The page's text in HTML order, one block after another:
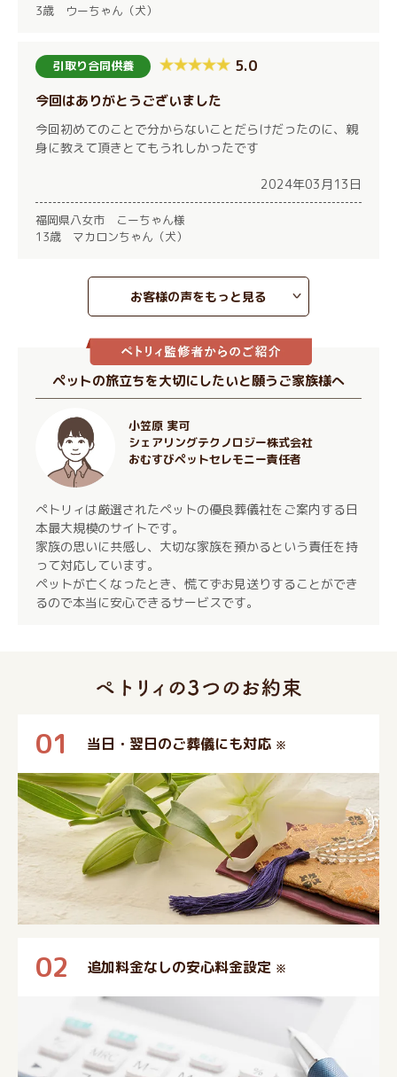
3歳 ウーちゃん（犬）
引取り合同供養 5.0
今回はありがとうございました
今回初めてのことで分からないことだらけだったのに、親
身に教えて頂きとてもうれしかったです
2024年03月13日
福岡県八女市 こーちゃん様
13歳 マカロンちゃん（犬）
お客様の声をもっと見る
ペットの旅立ちを大切にしたいと願うご家族様へ
小笠原 実可
シェアリングテクノロジー株式会社
おむすびペットセレモニー責任者
ぺトリィは厳選されたペットの優良葬儀社をご案内する日
本最大規模のサイトです。
家族の思いに共感し、大切な家族を預かるという責任を持
って対応しています。
ペットが亡くなったとき、慌てずお見送りすることができ
るので本当に安心できるサービスです。
01 当日・翌日のご葬儀にも対応 ※
02 追加料金なしの安心料金設定 ※